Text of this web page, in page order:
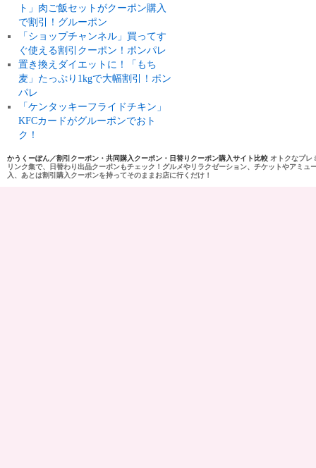
ト」肉ご飯セットがクーポン購入
で割引！グルーポン
「ショップチャンネル」買ってす
ぐ使える割引クーポン！ポンパレ
置き換えダイエットに！「もち
麦」たっぷり1kgで大幅割引！ポン
パレ
「ケンタッキーフライドチキン」
KFCカードがグルーポンでおト
ク！
かうくーぽん／割引クーポン・共同購入クーポン・日替りクーポン購入サイト比較 オトクなプレ
リンク集で、日替わり出品クーポンもチェック！グルメやリラクゼーション、チケットやアミ
入、あとは割引購入クーポンを持ってそのままお店に行くだけ！